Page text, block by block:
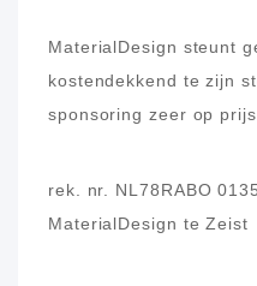
MaterialDesign steunt
kostendekkend te zijn
sponsoring zeer op prijs.
rek. nr. NL78RABO
MaterialDesign te Zeist